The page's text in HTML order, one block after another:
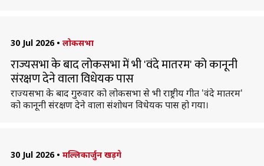
30 Jul 2026 • लोकसभा
राज्यसभा के बाद लोकसभा में भी 'वंदे मातरम' को कानूनी
संरक्षण देने वाला विधेयक पास
राज्यसभा के बाद गुरुवार को लोकसभा से भी राष्ट्रीय गीत 'वंदे मातरम'
को कानूनी संरक्षण देने वाला संशोधन विधेयक पास हो गया।
30 Jul 2026 • मल्लिकार्जुन खड़गे